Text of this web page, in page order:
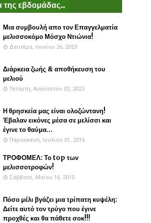
της εβδομάδας...
Μια συμβουλή απο τον Επαγγελματία
μελισσοκόμο Μόσχο Ντιώνια!
Δευτέρα, Ιουνίου 26, 2023
Διάρκεια ζωής & αποθήκευση του
μελιού
Τετάρτη, Αυγούστου 02, 2023
Η θρησκεία μας είναι ολοζώντανη!
Έβαλαν εικόνες μέσα σε μελίσσι και
έγινε το θαύμα...
Παρασκευή, Ιουλίου 01, 2016
ΤΡΟΦΟΜΕΛ: Το top των
μελισσοτροφών!
Σάββατο, Μαΐου 16, 2015
Πόσο μέλι βγάζει μια τρίπατη κυψέλη:
Δείτε αυτό τον τρύγο που έγινε
προχθές και θα πάθετε σοκ!!!